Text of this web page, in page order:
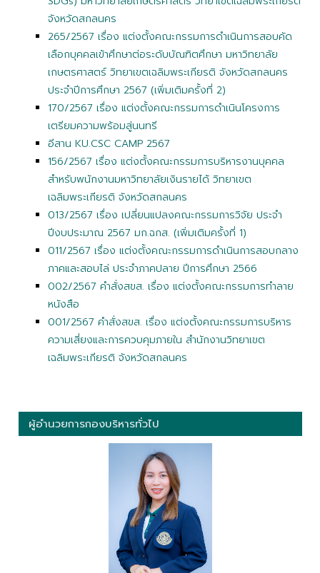
จังหวัดสกลนคร
265/2567 เรื่อง แต่งตั้งคณะกรรมการดำเนินการสอบคัด
เลือกบุคคลเข้าศึกษาต่อระดับบัณฑิตศึกษา มหาวิทยาลัย
เกษตรศาสตร์ วิทยาเขตเฉลิมพระเกียรติ จังหวัดสกลนคร
ประจำปีการศึกษา 2567 (เพิ่มเติมครั้งที่ 2)
170/2567 เรื่อง แต่งตั้งคณะกรรมการดำเนินโครงการ
เตรียมความพร้อมสู่นนทรี
อีสาน KU.CSC CAMP 2567
156/2567 เรื่อง แต่งตั้งคณะกรรมการบริหารงานบุคคล
สำหรับพนักงานมหาวิทยาลัยเงินรายได้ วิทยาเขต
เฉลิมพระเกียรติ จังหวัดสกลนคร
013/2567 เรื่อง เปลี่ยนแปลงคณะกรรมการวิจัย ประจำ
ปีงบประมาณ 2567 มก.ฉกส. (เพิ่มเติมครั้งที่ 1)
011/2567 เรื่อง แต่งตั้งคณะกรรมการดำเนินการสอบกลาง
ภาคและสอบไล่ ประจำภาคปลาย ปีการศึกษา 2566
002/2567 คำสั่งสขส. เรื่อง แต่งตั้งคณะกรรมการทำลาย
หนังสือ
001/2567 คำสั่งสขส. เรื่อง แต่งตั้งคณะกรรมการบริหาร
ความเสี่ยงและการควบคุมภายใน สำนักงานวิทยาเขต
เฉลิมพระเกียรติ จังหวัดสกลนคร
ผู้อำนวยการกองบริหารทั่วไป